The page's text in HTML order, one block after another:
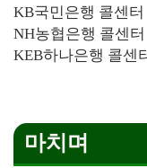
KB국민은행 콜센
NH농협은행 콜센
KEB하나은행 콜센
마치며